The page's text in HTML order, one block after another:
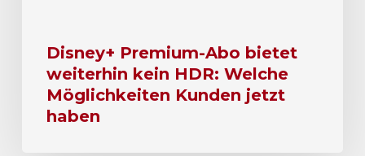
Disney+ Premium-Abo bietet
weiterhin kein HDR: Welche
Möglichkeiten Kunden jetzt
haben